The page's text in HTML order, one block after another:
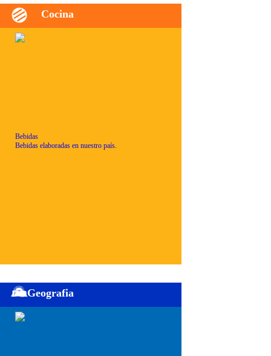
Cocina
Bebidas
Bebidas elaboradas en nuestro país.
Geografia